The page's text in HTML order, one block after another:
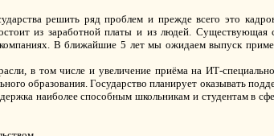
решить ряд проблем и прежде всего это
из заработной платы и из людей. Существующая
В ближайшие 5 лет мы ожидаем выпуск
в том числе и увеличение приёма на ИТ-
образования. Государство планирует оказывать
наиболее способным школьникам и студентам в